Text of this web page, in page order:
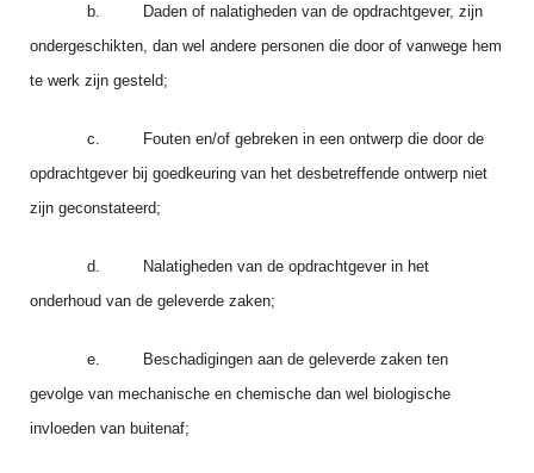
b. Daden of nalatigheden van de opdrachtgever, zijn
ondergeschikten, dan wel andere personen die door of vanwege hem
te werk zijn gesteld;
c. Fouten en/of gebreken in een ontwerp die door de
opdrachtgever bij goedkeuring van het desbetreffende ontwerp niet
zijn geconstateerd;
d. Nalatigheden van de opdrachtgever in het
onderhoud van de geleverde zaken;
e. Beschadigingen aan de geleverde zaken ten
gevolge van mechanische en chemi­sche dan wel biologische
invloeden van buitenaf;